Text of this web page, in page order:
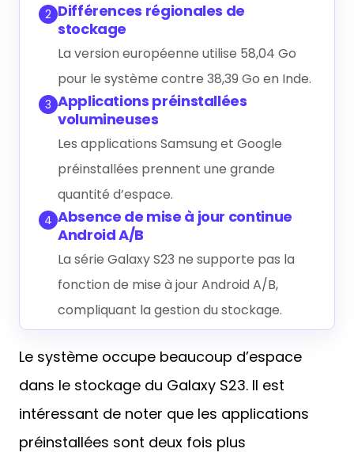
2 Différences régionales de
stockage
La version européenne utilise 58,04 Go
pour le système contre 38,39 Go en Inde.
3 Applications préinstallées
volumineuses
Les applications Samsung et Google
préinstallées prennent une grande
quantité d’espace.
4 Absence de mise à jour continue
Android A/B
La série Galaxy S23 ne supporte pas la
fonction de mise à jour Android A/B,
compliquant la gestion du stockage.
Le système occupe beaucoup d’espace
dans le stockage du Galaxy S23. Il est
intéressant de noter que les applications
préinstallées sont deux fois plus